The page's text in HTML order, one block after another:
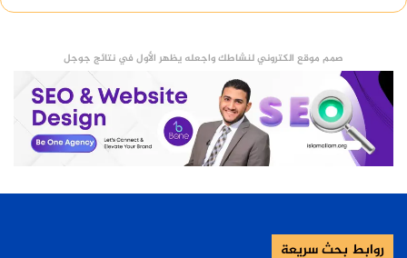
صمم موقع الكتروني لنشاطك واجعله يظهر الأول في نتائج جوجل
روابط بحث سريعة